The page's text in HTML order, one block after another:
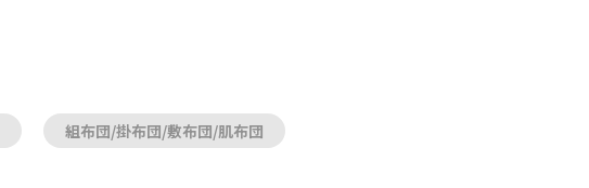
組布団/掛布団/敷布団/肌布団